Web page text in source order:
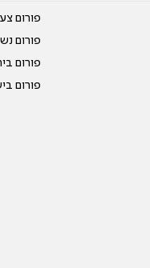
פורום
פורום
פורום
פורום